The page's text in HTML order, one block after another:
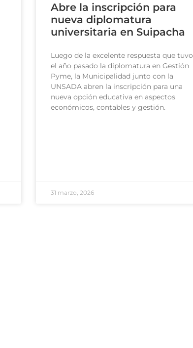
Abre la inscripción para
nueva diplomatura
universitaria en Suipacha
Luego de la excelente respuesta que tuvo
el año pasado la diplomatura en Gestión
Pyme, la Municipalidad junto con la
UNSADA abren la inscripción para una
nueva opción educativa en aspectos
económicos, contables y gestión.
31 marzo, 2026